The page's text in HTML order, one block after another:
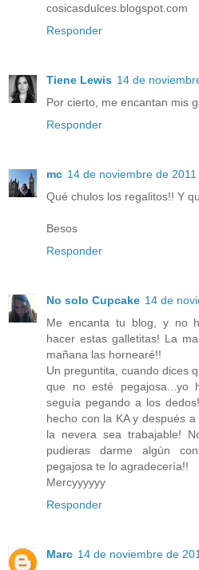
cosicasdulces.blogspot.com
Responder
Tiene Lewis 14 de
Por cierto, me encantan mis
Responder
mc 14 de noviembre de
Qué chulos los regalitos!! Y
Besos
Responder
No solo Cupcake 14 de
Me encanta tu blog, y no
hacer estas galletitas! La
mañana las hornearé!!
Un preguntita, cuando dices
que no esté
seguía pegando a los
hecho con la KA y después
la nevera sea trabajable!
pudieras darme algún
pegajosa te lo agradecería!!
Mercyyyyyy
Responder
Marc 14 de noviembre de